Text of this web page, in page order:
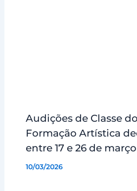
Audições de Classe
Formação Artística
entre 17 e 26 de março
10/03/2026